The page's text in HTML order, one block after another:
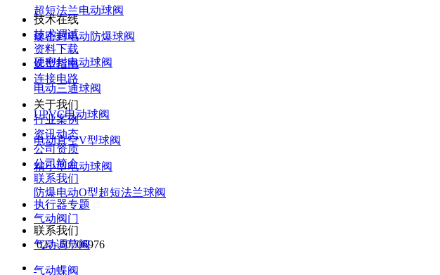
超短法兰电动球阀
硬密封电动防爆球阀
硬密封电动球阀
电动三通球阀
UPVC电动球阀
电动真空V型球阀
精小型电动球阀
防爆电动O型超短法兰球阀
气动阀门
气动调节阀
气动蝶阀
技术在线
技术调试
资料下载
选型指南
连接电路
关于我们
行业案例
资讯动态
公司资质
公司简介
联系我们
执行器专题
联系我们
027- 60706976